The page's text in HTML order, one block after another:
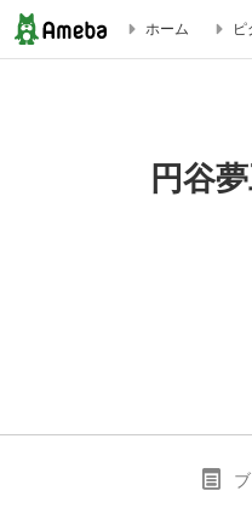
No3580とろみワカメ豆腐
ホーム ピ
円谷